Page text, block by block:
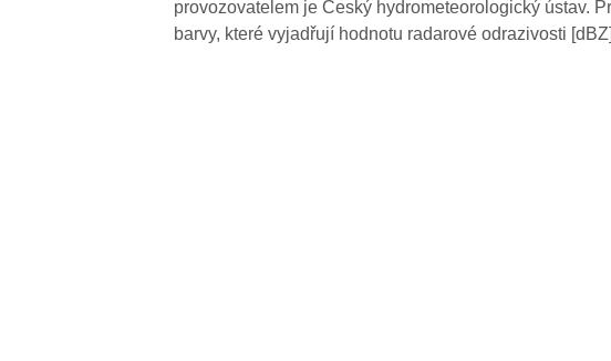
provozovatelem je Český hydrometeorologický ústav.
barvy, které vyjadřují hodnotu radarové odrazivosti